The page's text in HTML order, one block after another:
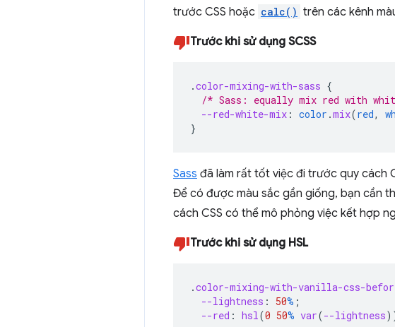
trước CSS hoặc calc() trên các kênh
Trước khi sử dụng SCSS
.color-mixing-with-sass {
/* Sass: equally mix red with
--red-white-mix : color .mix(red,
}
Sass đã làm rất tốt việc đi trước quy cách
Để có được màu sắc gần giống, bạn cần
cách CSS có thể mô phỏng việc kết hợp
Trước khi sử dụng HSL
.color-mixing-with-vanilla-css-
--lightness : 50% ;
--red : hsl(0 50% var(--lightness